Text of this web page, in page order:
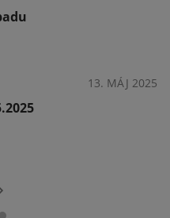
13. MÁJ 2025